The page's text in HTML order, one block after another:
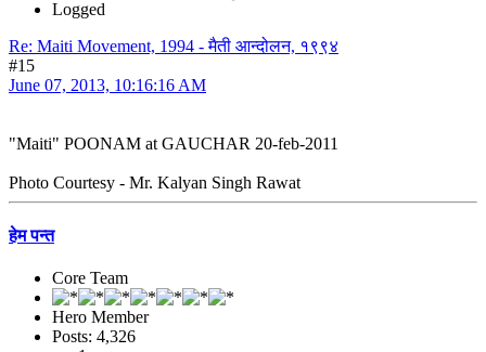
Logged
Re: Maiti Movement, 1994 - मैती आन्दोलन, १९९४
#15
June 07, 2013, 10:16:16 AM
"Maiti" POONAM at GAUCHAR 20-feb-2011
Photo Courtesy - Mr. Kalyan Singh Rawat
हेम पन्त
Core Team
Hero Member
Posts: 4,326